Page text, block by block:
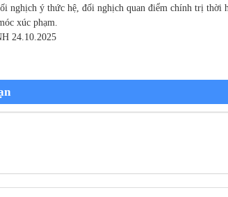
nghịch ý thức hệ, đối nghịch quan điểm chính trị thời
xúc phạm.
24.10.2025